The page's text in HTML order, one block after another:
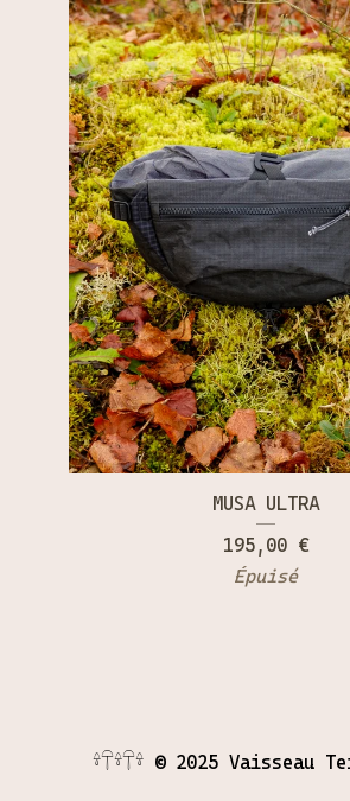
MUSA ULTRA
195,00 €
Épuisé
𓍊𓋼𓍊𓋼𓍊 © 2025 Vaisseau